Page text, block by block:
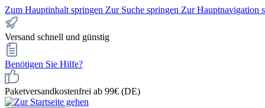
Zum Hauptinhalt springen Zur Suche springen Zur Hauptnavigation
Versand schnell und günstig
Benötigen Sie Hilfe?
Paketversandkostenfrei ab 99€ (DE)